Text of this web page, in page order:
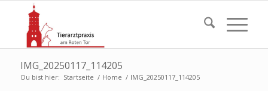
IMG_20250117_114205
Du bist hier: Startseite / Home / IMG_20250117_114205